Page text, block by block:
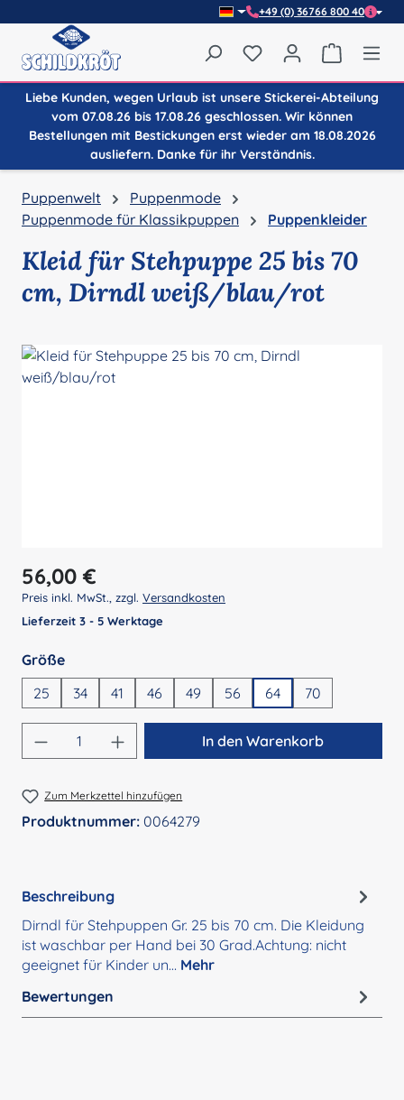
+49 (0) 36766 800 40
Du hast 0 Produkte
Liebe Kunden, wegen Urlaub ist unsere Stickerei-Abteilung
vom 07.08.26 bis 17.08.26 geschlossen. Wir können
Bestellungen mit Bestickungen erst wieder am 18.08.2026
ausliefern. Danke für ihr Verständnis.
Puppenwelt
Puppenmode
Puppenmode für Klassikpuppen
Puppenkleider
Kleid für Stehpuppe 25 bis 70
cm, Dirndl weiß/blau/rot
Regulärer Preis:
56,00 €
Preis inkl. MwSt., zzgl. Versandkosten
Lieferzeit 3 - 5 Werktage
Größeauswählen
25
34 41 46 49 56 64 70
Produkt Anzahl: Gib den gewünschten
In den Warenkorb
Zum Merkzettel hinzufügen
Produktnummer: 0064279
Beschreibung
Dirndl für Stehpuppen Gr. 25 bis 70 cm. Die Kleidung
ist waschbar per Hand bei 30 Grad.Achtung: nicht
geeignet für Kinder un… Mehr
Bewertungen